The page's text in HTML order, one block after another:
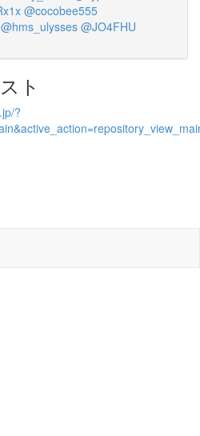
@cocobee555
@hms_ulysses @JO4FHU
ト
?